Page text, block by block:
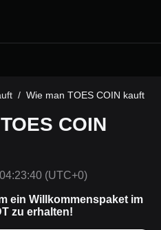
/ Wie man TOES COIN kauft
COIN
(UTC+0)
ein Willkommenspaket im
zu erhalten!